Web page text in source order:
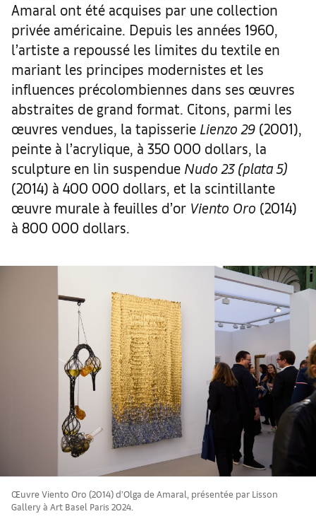
Amaral ont été acquises par une collection
privée américaine. Depuis les années 1960,
l’artiste a repoussé les limites du textile en
mariant les principes modernistes et les
influences précolombiennes dans ses œuvres
abstraites de grand format. Citons, parmi les
œuvres vendues, la tapisserie Lienzo 29 (2001),
peinte à l’acrylique, à 350 000 dollars, la
sculpture en lin suspendue Nudo 23 (plata 5)
(2014) à 400 000 dollars, et la scintillante
œuvre murale à feuilles d’or Viento Oro (2014)
à 800 000 dollars.
Œuvre Viento Oro (2014) d’Olga de Amaral, présentée par Lisson
Gallery à Art Basel Paris 2024.